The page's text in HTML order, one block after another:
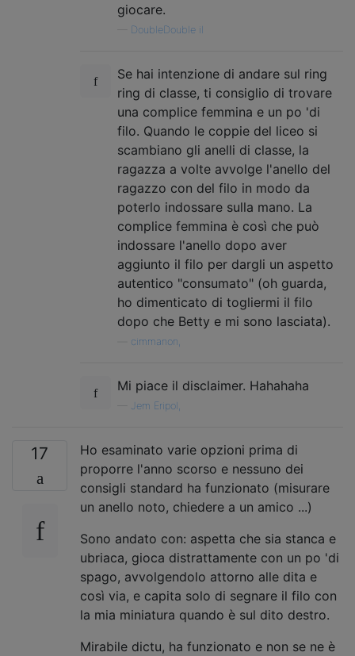
giocare.
DoubleDouble il
Se hai intenzione di andare sul ring
ring di classe, ti consiglio di trovare
una complice femmina e un po 'di
filo. Quando le coppie del liceo si
scambiano gli anelli di classe, la
ragazza a volte avvolge l'anello del
ragazzo con del filo in modo da
poterlo indossare sulla mano. La
complice femmina è così che può
indossare l'anello dopo aver
aggiunto il filo per dargli un aspetto
autentico "consumato" (oh guarda,
ho dimenticato di togliermi il filo
dopo che Betty e mi sono lasciata).
cimmanon,
Mi piace il disclaimer. Hahahaha
Jem Eripol,
17
Ho esaminato varie opzioni prima di
proporre l'anno scorso e nessuno dei
consigli standard ha funzionato (misurare
un anello noto, chiedere a un amico ...)
Sono andato con: aspetta che sia stanca e
ubriaca, gioca distrattamente con un po 'di
spago, avvolgendolo attorno alle dita e
così via, e capita solo di segnare il filo con
la mia miniatura quando è sul dito destro.
Mirabile dictu, ha funzionato e non se ne è